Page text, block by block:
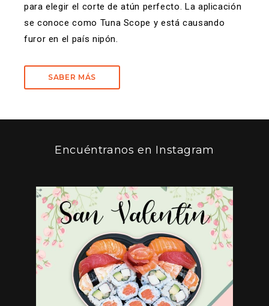
para elegir el corte de atún perfecto. La aplicación
se conoce como Tuna Scope y está causando
furor en el país nipón.
SABER MÁS
Encuéntranos en Instagram